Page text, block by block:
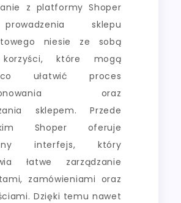
z platformy Shoper
sklepu
niesie ze sobą
które mogą
ułatwić proces
oraz
sklepem. Przede
Shoper oferuje
interfejs, który
łatwe zarządzanie
zamówieniami oraz
Dzięki temu nawet